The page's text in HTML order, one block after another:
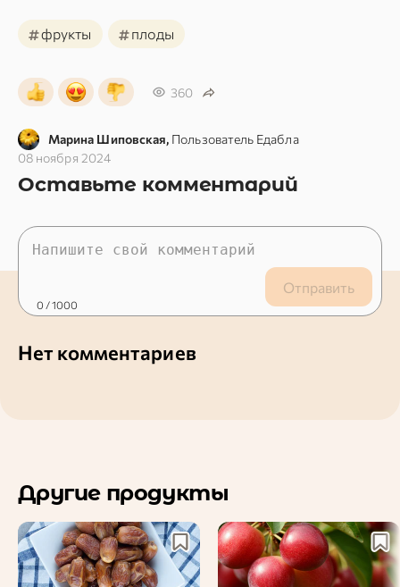
#фрукты #плоды
360
Марина Шиповская, Пользователь Едабла
08 ноября 2024
Оставьте комментарий
Отправить
0 / 1000
Нет комментариев
Другие продукты